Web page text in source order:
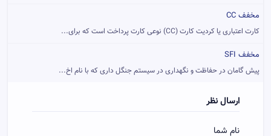
مخفف CC
کارت اعتباری یا کردیت کارت (CC) نوعی کارت پرداخت است که برای...
مخفف SFI
پیش گامان در حفاظت و نگهداری در سیستم جنگل داری که با نام اخ...
ارسال نظر
نام شما